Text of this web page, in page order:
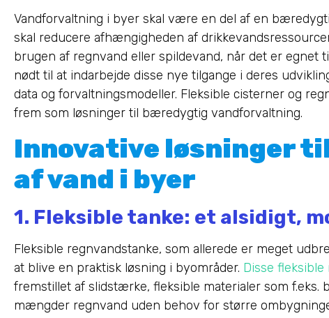
Vandforvaltning i byer skal være en del af en
skal reducere afhængigheden af
brugen af regnvand eller spildevand, når det er egnet
nødt til at indarbejde disse nye tilgange i deres
data og forvaltningsmodeller. Fleksible cisterner og
frem som løsninger til bæredygtig vandforvaltning.
Innovative løsninger
af vand i byer
1. Fleksible tanke: et alsidigt,
Fleksible regnvandstanke, som allerede er meget
at blive en praktisk løsning i byområder. Disse
fremstillet af slidstærke, fleksible materialer som f.eks.
mængder regnvand uden behov for større